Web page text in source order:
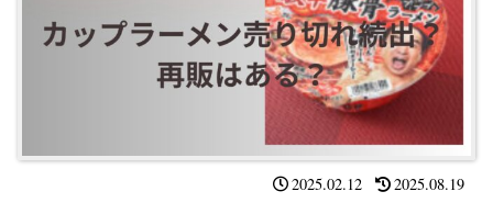
2025.02.12 2025.08.19